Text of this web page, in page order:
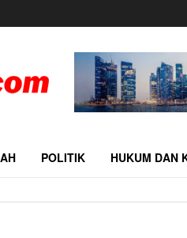
POLITIK HUKUM DAN